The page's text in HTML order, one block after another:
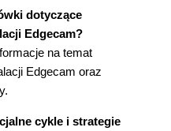
i Uchwyty
Zera
dotyczące
Edgecam?
na temat
Edgecam oraz
cykle i strategie